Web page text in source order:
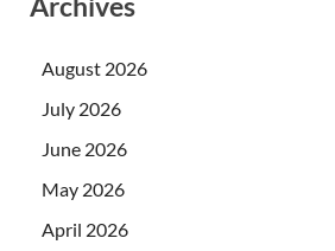
August 2026
July 2026
June 2026
May 2026
April 2026